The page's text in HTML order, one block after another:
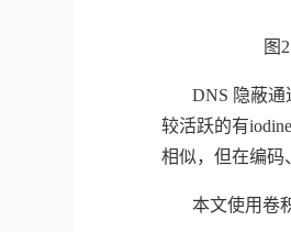
图
DNS 隐蔽
较活跃的有iodine
相似，但在编码
本文使用卷